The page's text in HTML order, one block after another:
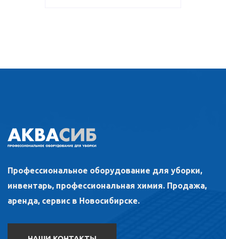
Профессиональное оборудование для уборки,
инвентарь, профессиональная химия. Продажа,
аренда, сервис в Новосибирске.